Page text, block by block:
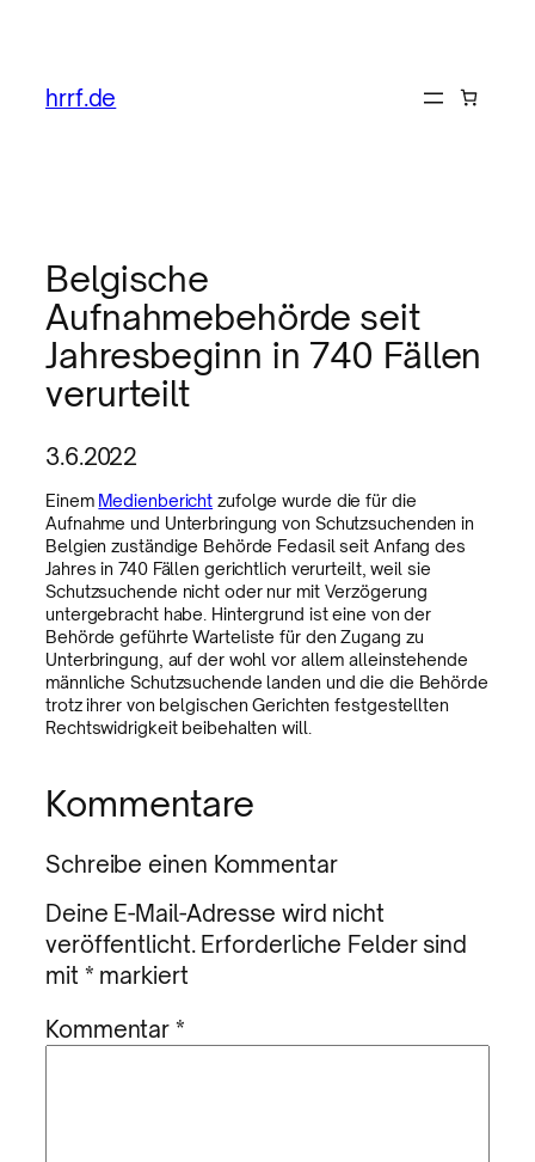
hrrf.de
Belgische
Aufnahmebehörde seit
Jahresbeginn in 740 Fällen
verurteilt
3.6.2022
Einem Medienbericht zufolge wurde die für die
Aufnahme und Unterbringung von Schutzsuchenden in
Belgien zuständige Behörde Fedasil seit Anfang des
Jahres in 740 Fällen gerichtlich verurteilt, weil sie
Schutzsuchende nicht oder nur mit Verzögerung
untergebracht habe. Hintergrund ist eine von der
Behörde geführte Warteliste für den Zugang zu
Unterbringung, auf der wohl vor allem alleinstehende
männliche Schutzsuchende landen und die die Behörde
trotz ihrer von belgischen Gerichten festgestellten
Rechtswidrigkeit beibehalten will.
Kommentare
Schreibe einen Kommentar
Deine E-Mail-Adresse wird nicht
veröffentlicht. Erforderliche Felder sind
mit * markiert
Kommentar*